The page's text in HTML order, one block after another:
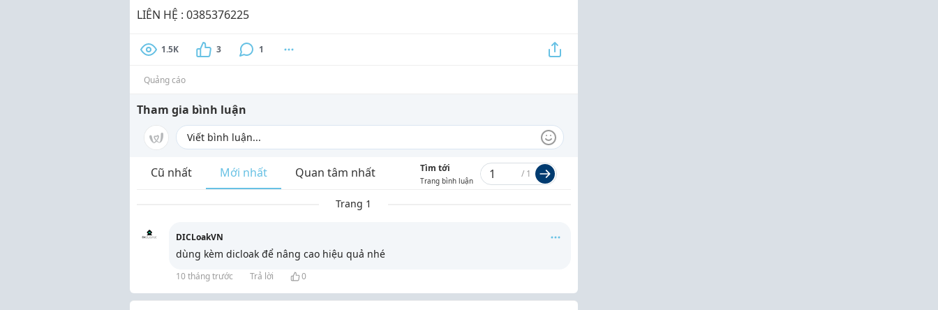
LIÊN HỆ : 0385376225
1.5K 3 1
Quảng cáo
Tham gia bình luận
Cũ nhất Mới nhất Quan tâm nhất Tìm tới
Trang bình luận
/ 1
Trang 1
DICLoakVN
dùng kèm dicloak để nâng cao hiệu quả nhé
10 tháng trước Trả lời 0